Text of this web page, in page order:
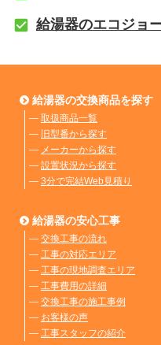
給湯器のエコジョ
給湯器の交換商品を探す
― 取扱商品一覧
― 旧型番から探す
― メーカーから探す
― 設置状況から探す
― 3分で完結Web見積り
給湯器の安心工事
― 交換工事の流れ
― 工事の対応エリア
― 工事の現地調査エリア
― 工事費用の詳細
― 交換工事の施工事例
― お客様の声
― 工事スタッフの紹介